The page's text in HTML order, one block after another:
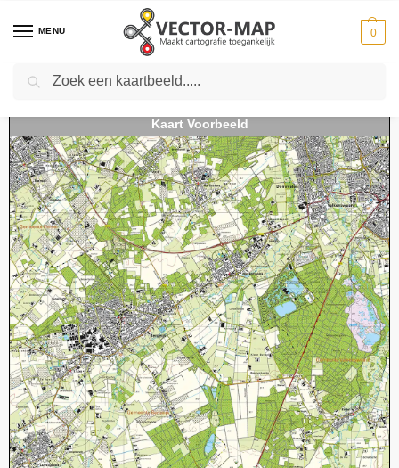
MENU 0
Home Kaarten - Topografische kaarten